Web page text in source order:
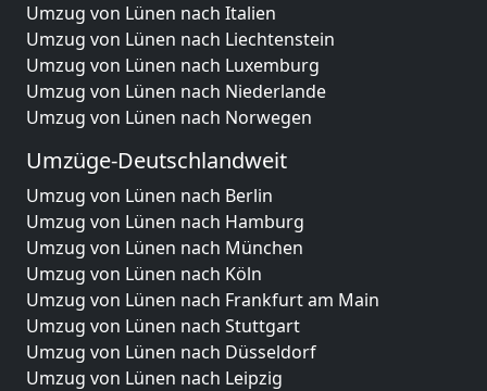
Umzug von Lünen nach Italien
Umzug von Lünen nach Liechtenstein
Umzug von Lünen nach Luxemburg
Umzug von Lünen nach Niederlande
Umzug von Lünen nach Norwegen
Umzüge-Deutschlandweit
Umzug von Lünen nach Berlin
Umzug von Lünen nach Hamburg
Umzug von Lünen nach München
Umzug von Lünen nach Köln
Umzug von Lünen nach Frankfurt am Main
Umzug von Lünen nach Stuttgart
Umzug von Lünen nach Düsseldorf
Umzug von Lünen nach Leipzig